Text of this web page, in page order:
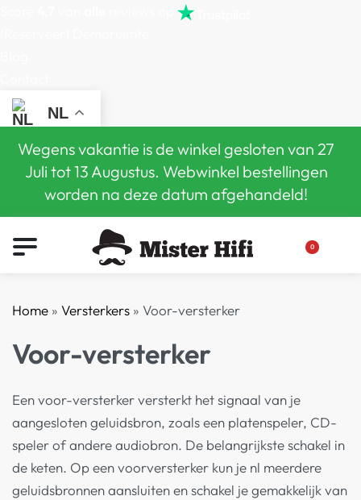
NL
Wegens vakantie is de winkel gesloten van 27
Juli tot 13 Augustus. Webwinkel bestellingen
worden na deze datum afgehandeld!
0
Home » Versterkers » Voor-versterker
Voor-versterker
Een voor-versterker versterkt het signaal van je
aangesloten geluidsbron, zoals een platenspeler, CD-
speler of andere audiobron. De belangrijkste schakel in
de keten. Op een voorversterker kun je nl meerdere
geluidsbronnen aansluiten en schakel je gemakkelijk van